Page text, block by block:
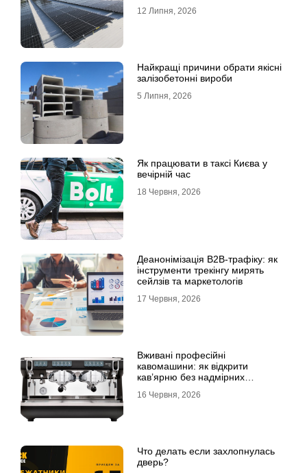
12 Липня, 2026
Найкращі причини обрати якісні
залізобетонні вироби
5 Липня, 2026
Як працювати в таксі Києва у
вечірній час
18 Червня, 2026
Деанонімізація B2B-трафіку: як
інструменти трекінгу мирять
сейлзів та маркетологів
17 Червня, 2026
Вживані професійні
кавомашини: як відкрити
кав’ярню без надмірних
16 Червня, 2026
Что делать если захлопнулась
дверь?